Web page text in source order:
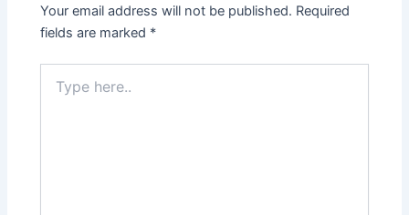
Your email address will not be published. Required
fields are marked *
here..